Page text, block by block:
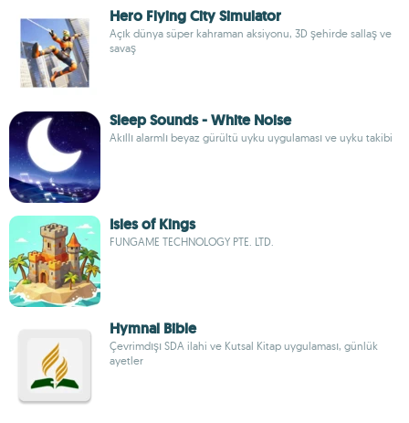
Hero Flying City Simulator
Açık dünya süper kahraman aksiyonu, 3D şehirde sallaş ve
savaş
Sleep Sounds - White Noise
Akıllı alarmlı beyaz gürültü uyku uygulaması ve uyku takibi
Isles of Kings
FUNGAME TECHNOLOGY PTE. LTD.
Hymnal Bible
Çevrimdışı SDA ilahi ve Kutsal Kitap uygulaması, günlük
ayetler